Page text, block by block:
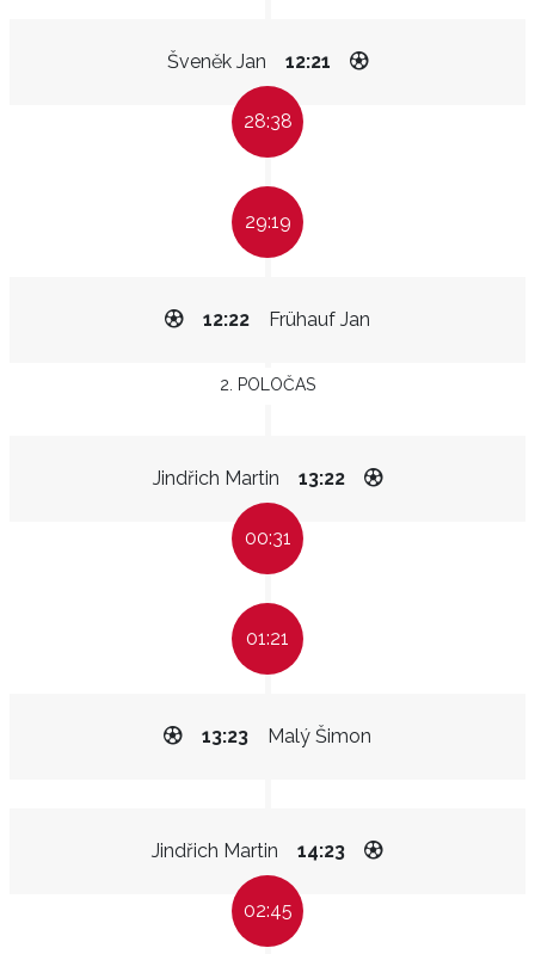
Šveněk Jan 12:21
28:38
29:19
Frühauf Jan
12:22
2. POLOČAS
Jindřich Martin 13:22
00:31
01:21
Malý Šimon
13:23
Jindřich Martin 14:23
02:45